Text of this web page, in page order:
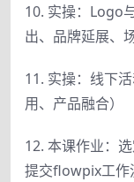
10. 实操：Logo
出、品牌延展、
11. 实操：线下
用、产品融合）
12. 本课作业：
提交flowpix工作